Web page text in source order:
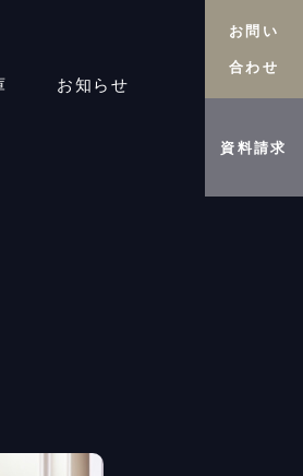
お問い
合わせ
資料請求
お知らせ